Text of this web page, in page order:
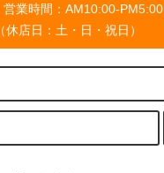
営業時間：AM10:00-PM5:00
（休店日：土・日・祝日）